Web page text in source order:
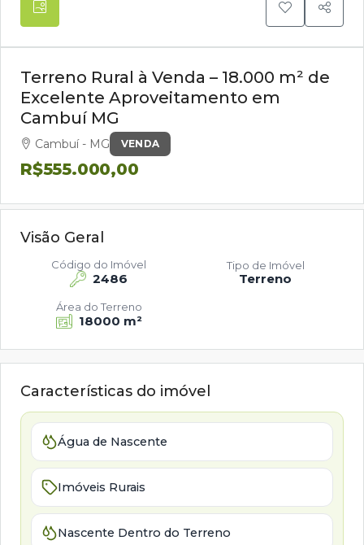
VENDA
Terreno Rural à Venda – 18.000 m² de
Excelente Aproveitamento em
Cambuí MG
Cambuí - MG
R$555.000,00
Visão Geral
2486
Código do Imóvel
Terreno
Tipo de Imóvel
18000 m²
Área do Terreno
Características do imóvel
Água de Nascente
Imóveis Rurais
Nascente Dentro do Terreno